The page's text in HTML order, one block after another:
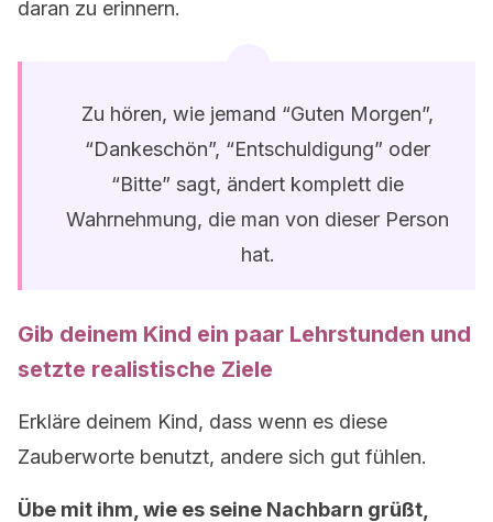
daran zu erinnern.
Zu hören, wie jemand “Guten Morgen”,
“Dankeschön”, “Entschuldigung” oder
“Bitte” sagt, ändert komplett die
Wahrnehmung, die man von dieser Person
hat.
Gib deinem Kind ein paar Lehrstunden und
setzte realistische Ziele
Erkläre deinem Kind, dass wenn es diese
Zauberworte benutzt, andere sich gut fühlen.
Übe mit ihm, wie es seine Nachbarn grüßt,